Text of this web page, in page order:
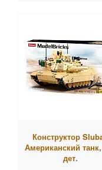
Конструктор
Американский танк,
дет.